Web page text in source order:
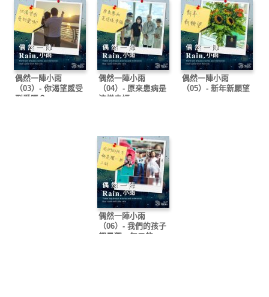
偶然一陣小雨
（03）- 你渴望感受
到愛嗎？
偶然一陣小雨
（04）- 原來患病是
這樣幸福
偶然一陣小雨
（05）- 新年新願望
偶然一陣小雨
（06）- 我們的孩子
都是獨一無二的